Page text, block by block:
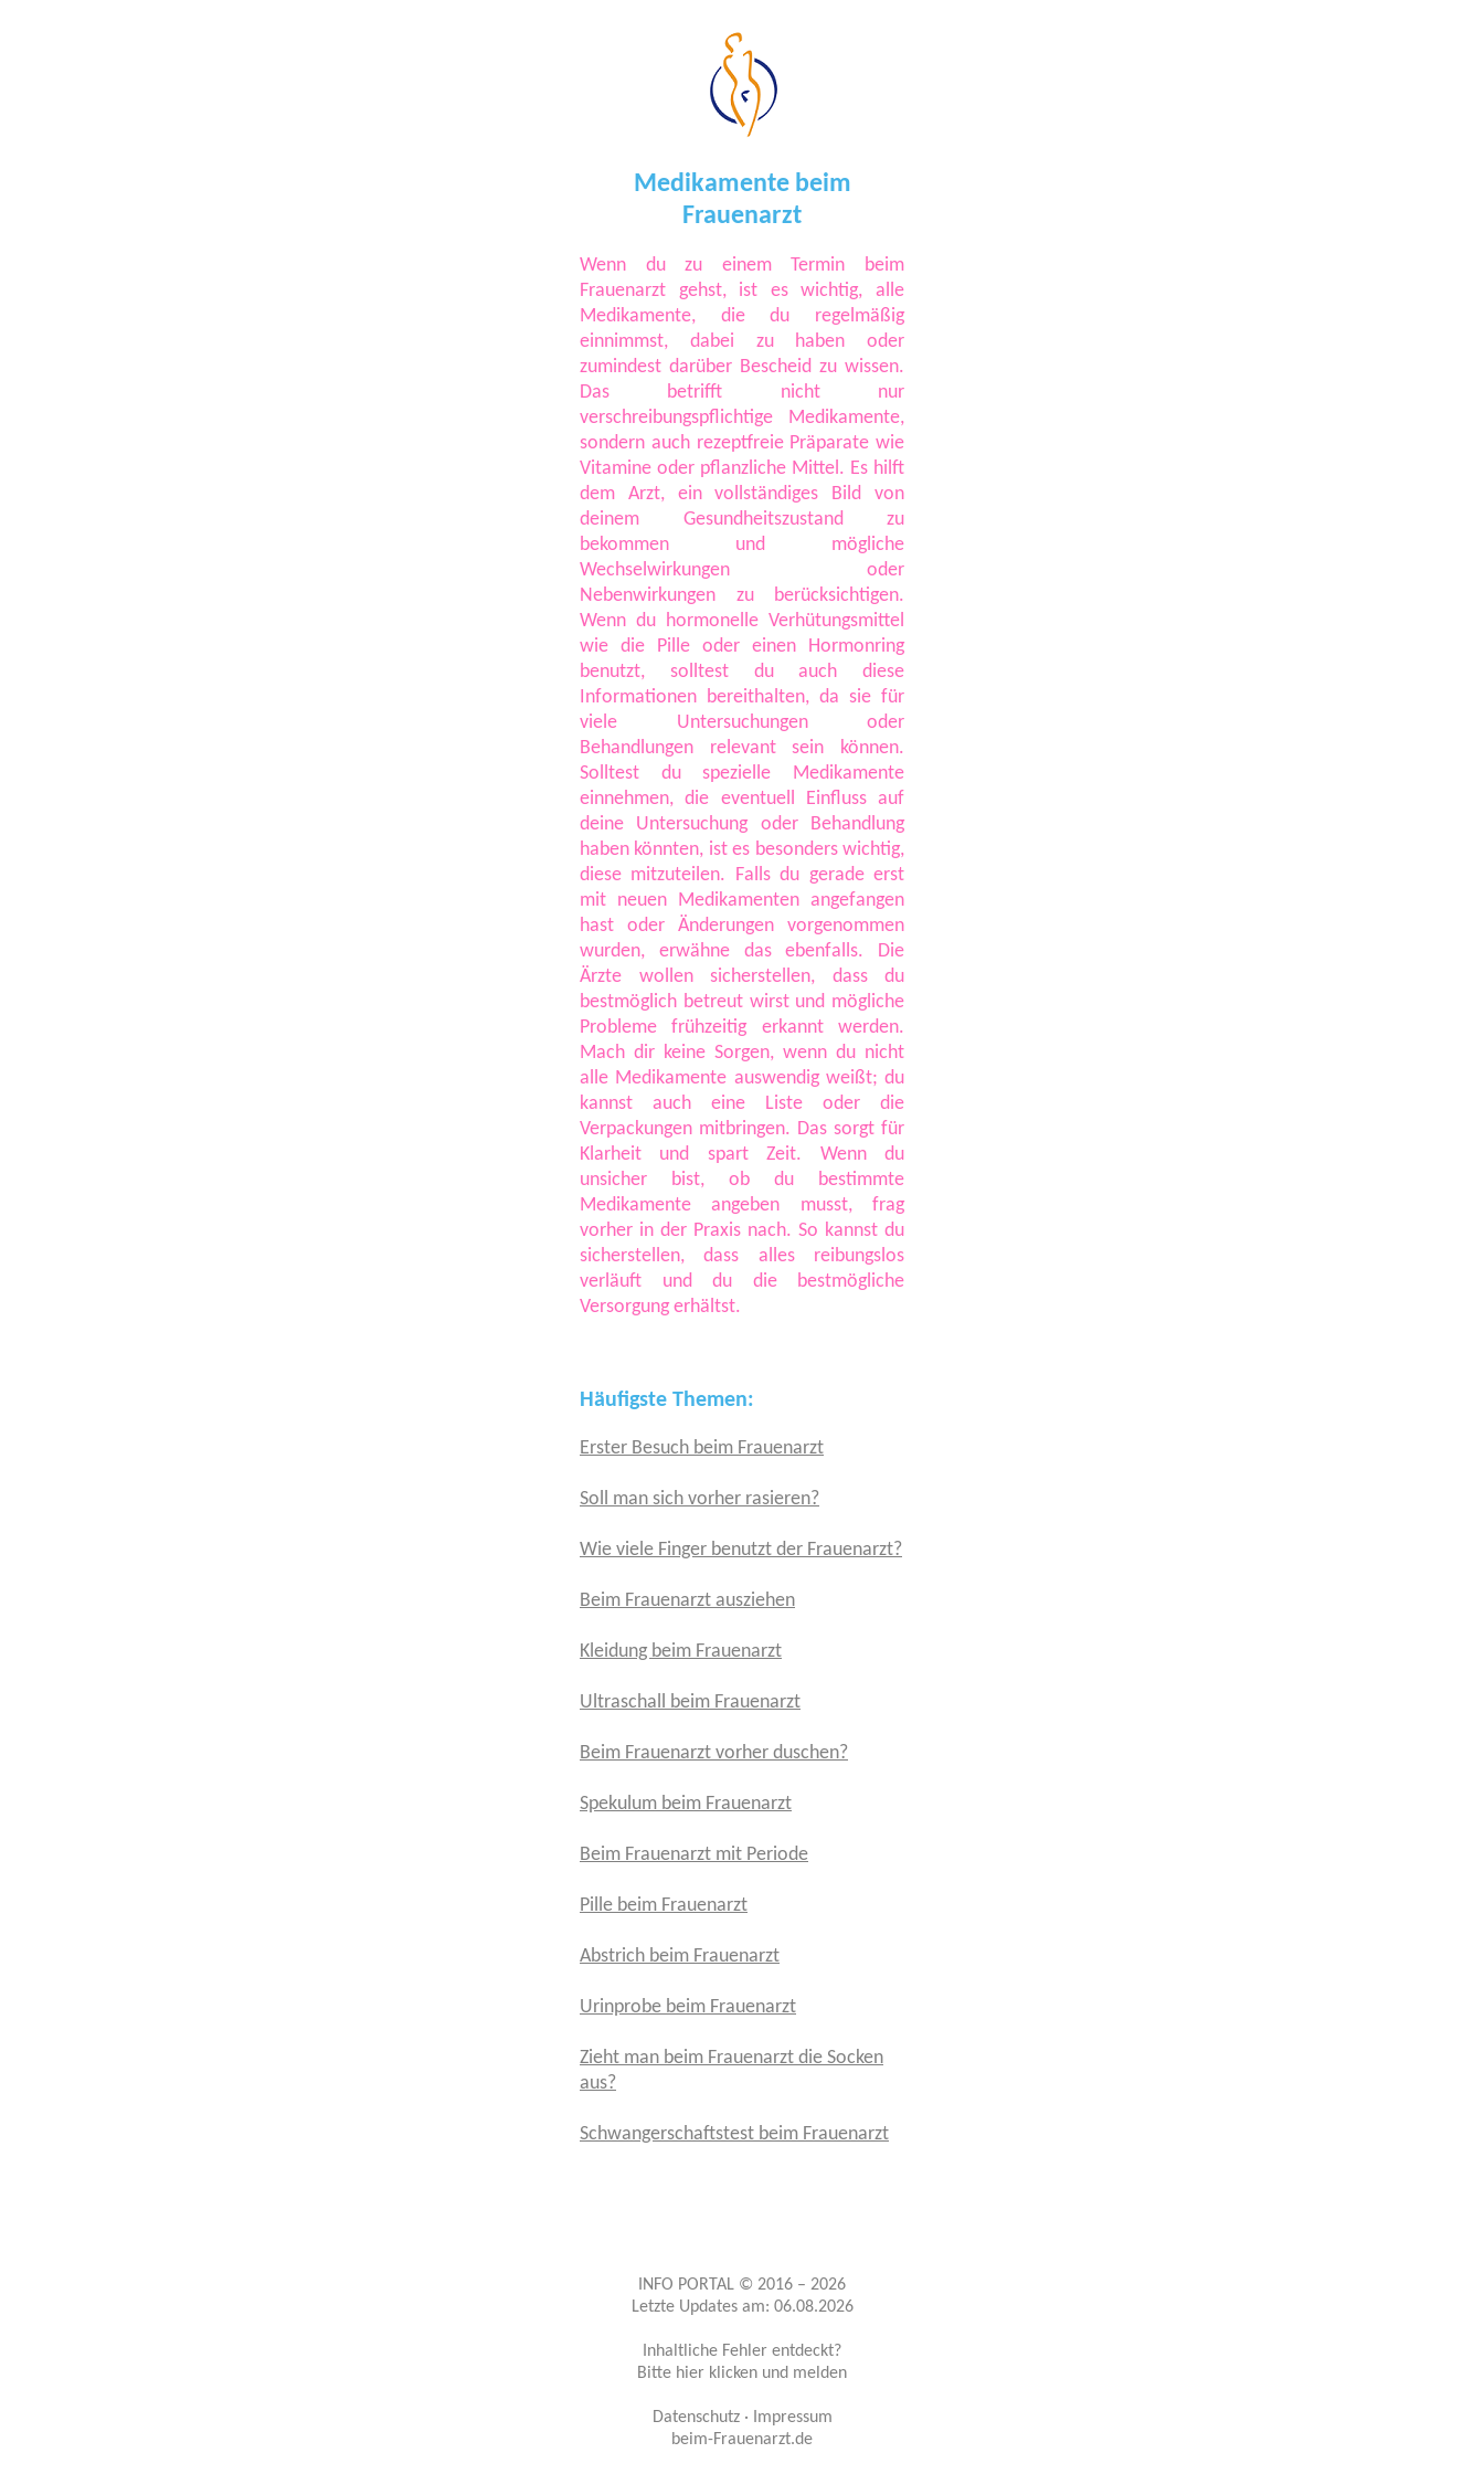
Medikamente beim
Frauenarzt
Wenn du zu einem Termin beim
Frauenarzt gehst, ist es wichtig, alle
Medikamente, die du regelmäßig
einnimmst, dabei zu haben oder
zumindest darüber Bescheid zu wissen.
Das betrifft nicht nur
verschreibungspflichtige Medikamente,
sondern auch rezeptfreie Präparate wie
Vitamine oder pflanzliche Mittel. Es hilft
dem Arzt, ein vollständiges Bild von
deinem Gesundheitszustand zu
bekommen und mögliche
Wechselwirkungen oder
Nebenwirkungen zu berücksichtigen.
Wenn du hormonelle Verhütungsmittel
wie die Pille oder einen Hormonring
benutzt, solltest du auch diese
Informationen bereithalten, da sie für
viele Untersuchungen oder
Behandlungen relevant sein können.
Solltest du spezielle Medikamente
einnehmen, die eventuell Einfluss auf
deine Untersuchung oder Behandlung
haben könnten, ist es besonders wichtig,
diese mitzuteilen. Falls du gerade erst
mit neuen Medikamenten angefangen
hast oder Änderungen vorgenommen
wurden, erwähne das ebenfalls. Die
Ärzte wollen sicherstellen, dass du
bestmöglich betreut wirst und mögliche
Probleme frühzeitig erkannt werden.
Mach dir keine Sorgen, wenn du nicht
alle Medikamente auswendig weißt; du
kannst auch eine Liste oder die
Verpackungen mitbringen. Das sorgt für
Klarheit und spart Zeit. Wenn du
unsicher bist, ob du bestimmte
Medikamente angeben musst, frag
vorher in der Praxis nach. So kannst du
sicherstellen, dass alles reibungslos
verläuft und du die bestmögliche
Versorgung erhältst.
Häufigste Themen:
Erster Besuch beim Frauenarzt
Soll man sich vorher rasieren?
Wie viele Finger benutzt der Frauenarzt?
Beim Frauenarzt ausziehen
Kleidung beim Frauenarzt
Ultraschall beim Frauenarzt
Beim Frauenarzt vorher duschen?
Spekulum beim Frauenarzt
Beim Frauenarzt mit Periode
Pille beim Frauenarzt
Abstrich beim Frauenarzt
Urinprobe beim Frauenarzt
Zieht man beim Frauenarzt die Socken
aus?
Schwangerschaftstest beim Frauenarzt
INFO PORTAL © 2016 – 2026
Letzte Updates am: 06.08.2026
Inhaltliche Fehler entdeckt?
Bitte hier klicken und melden
Datenschutz·
Impressum
beim-Frauenarzt.de